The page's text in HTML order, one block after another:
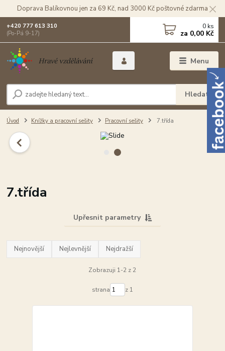
Doprava Balíkovnou jen za 69 Kč, nad 3000 Kč poštovné zdarma
Menu
Hledat
+420 777 613 310
(Po-Pá 9-17)
0 ks
za 0,00 Kč
Úvod Knížky a pracovní sešity Pracovní sešity 7.třída
7.třída
Upřesnit parametry
Nejnovější Nejlevnější Nejdražší
Zobrazuji 1-2 z 2
strana z 1